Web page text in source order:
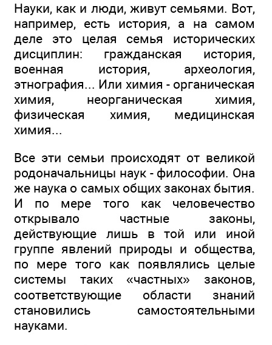
Науки, как и люди, живут семьями. Вот,
например, есть история, а на самом
деле это целая семья исторических
дисциплин: гражданская история,
военная история, археология,
этнография... Или химия - органическая
химия, неорганическая химия,
физическая химия, медицинская
химия...
Все эти семьи происходят от великой
родоначальницы наук - философии. Она
же наука о самых общих законах бытия.
И по мере того как человечество
открывало частные законы,
действующие лишь в той или иной
группе явлений природы и общества,
по мере того как появлялись целые
системы таких «частных» законов,
соответствующие области знаний
становились самостоятельными
науками.